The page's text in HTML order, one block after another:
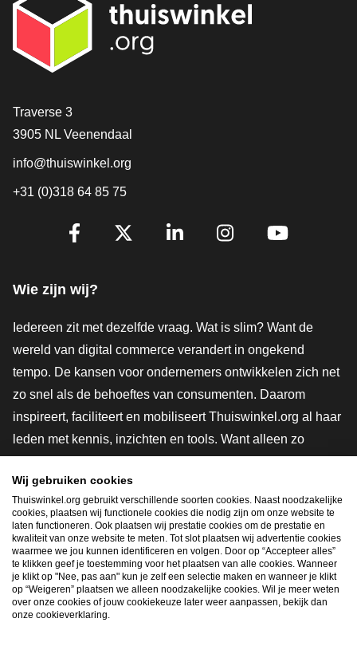
Contact
Traverse 3
3905 NL Veenendaal
info@thuiswinkel.org
+31 (0)318 64 85 75
Volg je ons al?
Wie zijn wij?
Iedereen zit met dezelfde vraag. Wat is slim? Want de
wereld van digital commerce verandert in ongekend
tempo. De kansen voor ondernemers ontwikkelen zich net
zo snel als de behoeftes van consumenten. Daarom
inspireert, faciliteert en mobiliseert Thuiswinkel.org al haar
leden met kennis, inzichten en tools. Want alleen zo
innovatievere toekomst. Dus groei ook mee en maak
shoppen slimmer.
Lid worden
Snel navigeren
Wij gebruiken cookies
Thuiswinkel.org gebruikt verschillende soorten cookies. Naast noodzakelijke
cookies, plaatsen wij functionele cookies die nodig zijn om onze website te
laten functioneren. Ook plaatsen wij prestatie cookies om de prestatie en
kwaliteit van onze website te meten. Tot slot plaatsen wij advertentie cookies
waarmee we jou kunnen identificeren en volgen. Door op “Accepteer alles”
te klikken geef je toestemming voor het plaatsen van alle cookies. Wanneer
je klikt op "Nee, pas aan" kun je zelf een selectie maken en wanneer je klikt
op “Weigeren” plaatsen we alleen noodzakelijke cookies. Wil je meer weten
over onze cookies of jouw cookiekeuze later weer aanpassen, bekijk dan
onze cookieverklaring.